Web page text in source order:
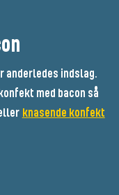
anderledes indslag.
med bacon så
knasende konfekt